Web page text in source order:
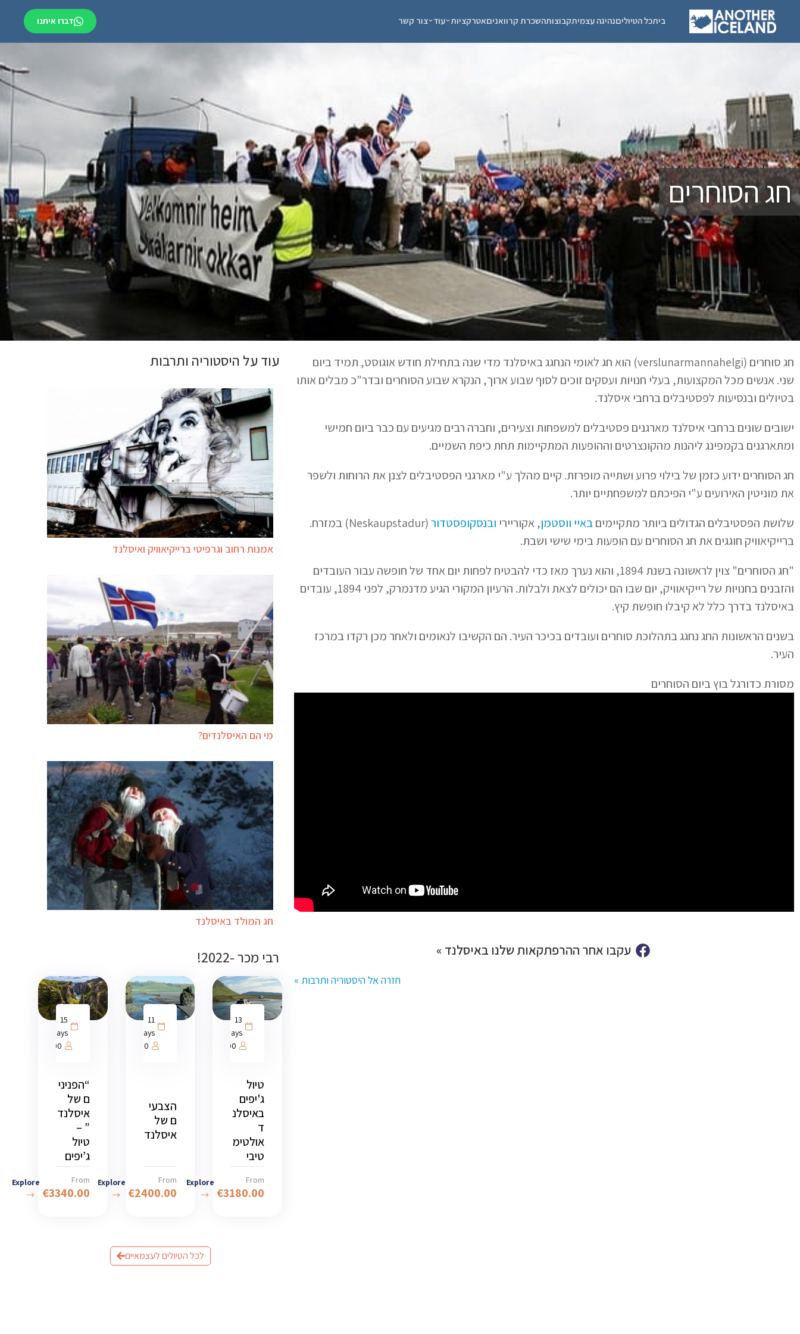
ביתכל הטיוליםנהיגה עצמיתקבוצותהשכרת קרוואניםאטרקציות עוד צור קשר דברו איתנו
חג הסוחרים
חג סוחרים (verslunarmannahelgi) הוא חג לאומי הנחגג באיסלנד מדי שנה בתחילת חודש אוגוסט, תמיד ביום
שני. אנשים מכל המקצועות, בעלי חנויות ועסקים זוכים לסוף שבוע ארוך, הנקרא שבוע הסוחרים ובדר"כ מבלים אותו
בטיולים ובנסיעות לפסטיבלים ברחבי איסלנד.
ישובים שונים ברחבי איסלנד מארגנים פסטיבלים למשפחות וצעירים, וחברה רבים מגיעים עם כבר ביום חמישי
ומתארגנים בקמפינג ליהנות מהקונצרטים וההופעות המתקיימות תחת כיפת השמיים.
חג הסוחרים ידוע כזמן של בילוי פרוע ושתייה מופרזת. קיים מהלך ע"י מארגני הפסטיבלים לצנן את הרוחות ולשפר
את מוניטין האירועים ע"י הפיכתם למשפחתיים יותר.
שלושת הפסטיבלים הגדולים ביותר מתקיימיםבאיי ווסטמן, אקוריירי ובנסקופסטדור
(Neskaupstadur) במזרח.
ברייקיאוויק חוגגים את חג הסוחרים עם הופעות בימי שישי ושבת.
"חג הסוחרים" צוין לראשונה בשנת 1894, והוא נערך מאז כדי להבטיח לפחות יום אחד של חופשה עבור העובדים
והזבנים בחנויות של רייקיאוויק, יום שבו הם יכולים לצאת ולבלות. הרעיון המקורי הגיע מדנמרק, לפני 1894, עובדים
באיסלנד בדרך כלל לא קיבלו חופשת קיץ.
בשנים הראשונות החג נחגג בתהלוכת סוחרים ועובדים בכיכר העיר. הם הקשיבו לנאומים ולאחר מכן רקדו במרכז
העיר.
מסורת כדורגל בוץ ביום הסוחרים
עקבו אחר ההרפתקאות שלנו באיסלנד »
חזרה אל היסטוריה ותרבות »
עוד על היסטוריה ותרבות
אמנות רחוב וגרפיטי ברייקיאוויק ואיסלנד
מי הם האיסלנדים?
חג המולד באיסלנד
רבי מכר -2022!
13
days
1000
טיול
ג'יפים
באיסלנ
ד
אולטימ
טיבי
From
€3180.00
Explore
11
days
1000
הצבעי
ם של
איסלנד
From
€2400.00
Explore
15
days
1000
“הפניני
ם של
איסלנד
” –
טיול
ג’יפים
From
€3340.00
Explore
לכל הטיולים לעצמאיים